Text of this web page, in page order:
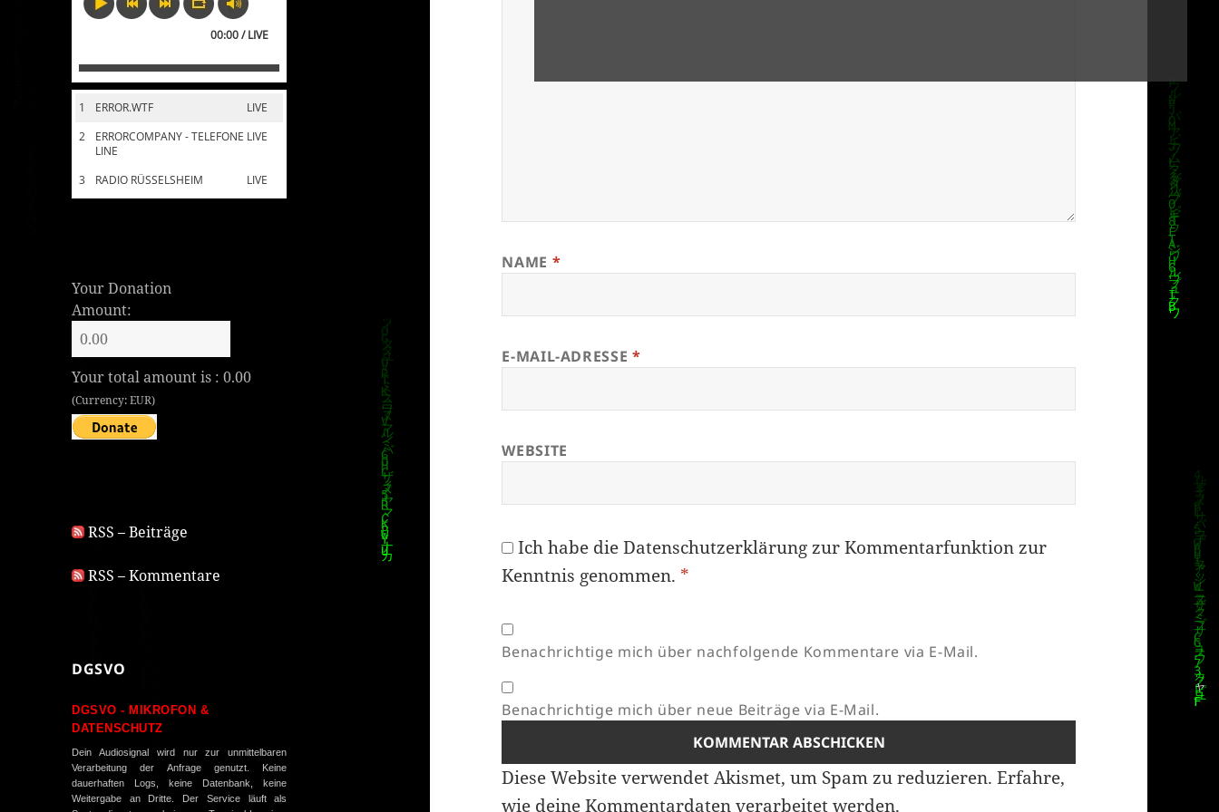
00:00 / LIVE
1 LIVE
ERROR.WTF
2
LIVE
ERRORCOMPANY - TELEFONE
LINE
3
LIVE
RADIO RÜSSELSHEIM
Your Donation
Amount:
Your total amount is :0.00
(Currency: EUR)
RSS – Beiträge
RSS – Kommentare
DGSVO
DGSVO - MIKROFON &
DATENSCHUTZ
Dein Audiosignal wird nur zur unmittelbaren
Verarbeitung der Anfrage genutzt. Keine
dauerhaften Logs, keine Datenbank, keine
Weitergabe an Dritte. Der Service läuft als
NAME *
E-MAIL-ADRESSE *
WEBSITE
Ich habe dieDatenschutzerklärungzur Kommentarfunktion zur
Kenntnis genommen. *
Benachrichtige mich über nachfolgende Kommentare via E-Mail.
Benachrichtige mich über neue Beiträge via E-Mail.
Diese Website verwendet Akismet, um Spam zu reduzieren.Erfahre,
wie deine Kommentardaten verarbeitet werden.